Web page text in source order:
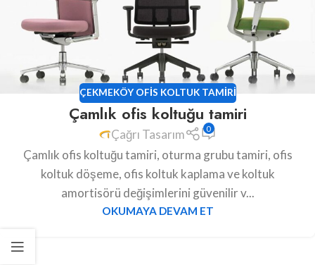
ÇEKMEKÖY OFIS KOLTUK TAMIRI
Çamlık ofis koltuğu tamiri
Çağrı Tasarım 0
Çamlık ofis koltuğu tamiri, oturma grubu tamiri, ofis
koltuk döşeme, ofis koltuk kaplama ve koltuk
amortisörü değişimlerini güvenilir v...
OKUMAYA DEVAM ET